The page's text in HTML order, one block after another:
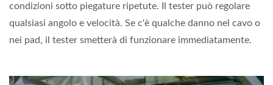
condizioni sotto piegature ripetute. Il tester può regolare
qualsiasi angolo e velocità. Se c'è qualche danno nel cavo o
nei pad, il tester smetterà di funzionare immediatamente.